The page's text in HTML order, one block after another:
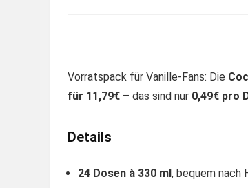
Vorratspack für Vanille-Fans: Die
für 11,79€ – das sind nur 0,49€ pro
Details
24 Dosen à 330 ml, bequem nach